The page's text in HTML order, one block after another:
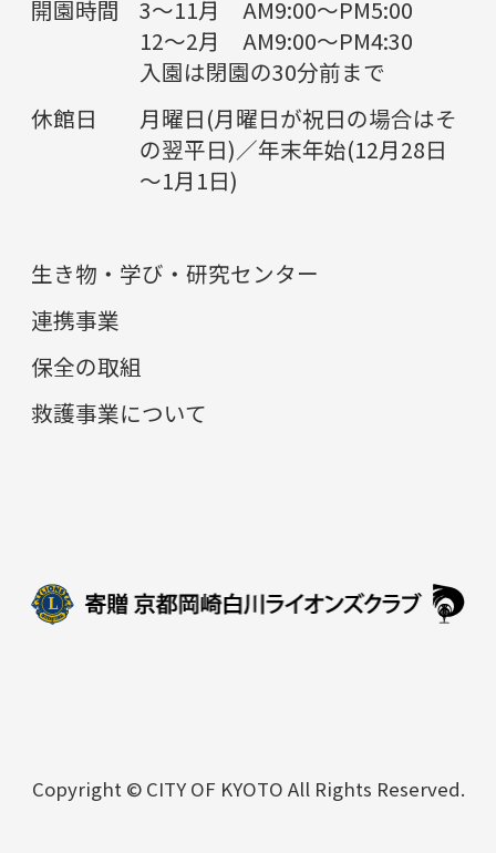
開園時間
3～11月 AM9:00～PM5:00
12～2月 AM9:00～PM4:30
入園は閉園の30分前まで
休館日
月曜日(月曜日が祝日の場合はそ
の翌平日)／年末年始(12月28日
～1月1日)
生き物・学び・研究センター
連携事業
保全の取組
救護事業について
Copyright © CITY OF KYOTO All Rights Reserved.